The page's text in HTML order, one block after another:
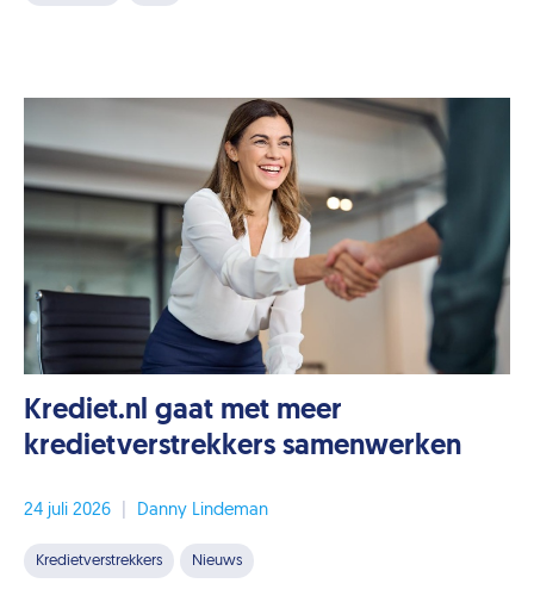
Krediet.nl gaat met meer
kredietverstrekkers samenwerken
24 juli 2026 Danny Lindeman
Kredietverstrekkers Nieuws